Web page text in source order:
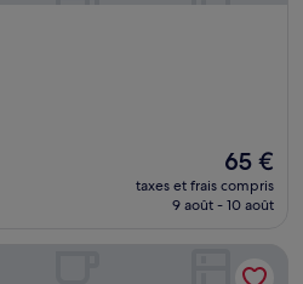
Le
nouveau
prix
de
65 €
65 €
taxes et frais compris
9 août - 10 août